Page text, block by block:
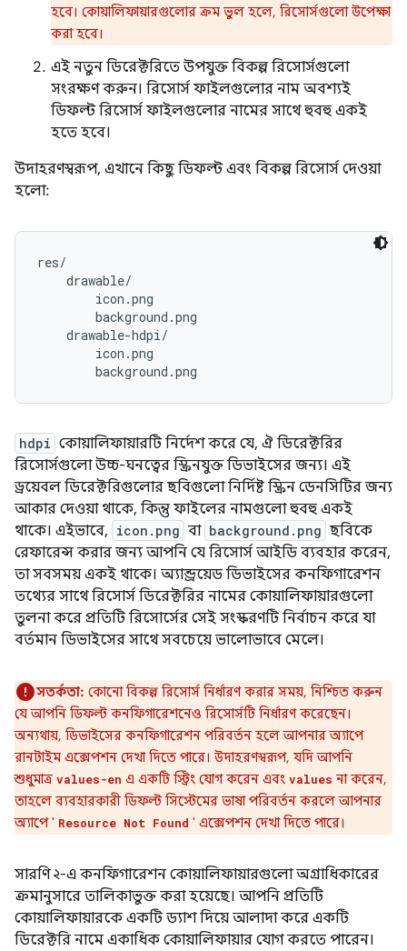
হবে। কোয়ালিফায়ারগুলোর ক্রম ভুল হলে, রিসোর্সগুলো উপেক্ষা
করা হবে।
এই নতুন ডিরেক্টরিতে উপযুক্ত বিকল্প রিসোর্সগুলো
সংরক্ষণ করুন। রিসোর্স ফাইলগুলোর নাম অবশ্যই
ডিফল্ট রিসোর্স ফাইলগুলোর নামের সাথে হুবহু একই
হতে হবে।
উদাহরণস্বরূপ, এখানে কিছু ডিফল্ট এবং বিকল্প রিসোর্স দেওয়া
হলো:
res/
    drawable/
        icon.png
        background.png
    drawable-hdpi/
        icon.png
hdpi কোয়ালিফায়ারটি নির্দেশ করে যে, ঐ ডিরেক্টরির
রিসোর্সগুলো উচ্চ-ঘনত্বের স্ক্রিনযুক্ত ডিভাইসের জন্য। এই
ড্রয়েবল ডিরেক্টরিগুলোর ছবিগুলো নির্দিষ্ট স্ক্রিন ডেনসিটির জন্য
আকার দেওয়া থাকে, কিন্তু ফাইলের নামগুলো হুবহু একই
থাকে। এইভাবে, icon.png বা background.png ছবিকে
রেফারেন্স করার জন্য আপনি যে রিসোর্স আইডি ব্যবহার করেন,
তা সবসময় একই থাকে। অ্যান্ড্রয়েড ডিভাইসের কনফিগারেশন
তথ্যের সাথে রিসোর্স ডিরেক্টরির নামের কোয়ালিফায়ারগুলো
তুলনা করে প্রতিটি রিসোর্সের সেই সংস্করণটি নির্বাচন করে যা
বর্তমান ডিভাইসের সাথে সবচেয়ে ভালোভাবে মেলে।
সতর্কতা: কোনো বিকল্প রিসোর্স নির্ধারণ করার সময়, নিশ্চিত করুন
যে আপনি ডিফল্ট কনফিগারেশনেও রিসোর্সটি নির্ধারণ করেছেন।
অন্যথায়, ডিভাইসের কনফিগারেশন পরিবর্তন হলে আপনার অ্যাপে
রানটাইম এক্সেপশন দেখা দিতে পারে। উদাহরণস্বরূপ, যদি আপনি
শুধুমাত্র values-en এ একটি স্ট্রিং যোগ করেন এবং values না করেন,
তাহলে ব্যবহারকারী ডিফল্ট সিস্টেমের ভাষা পরিবর্তন করলে আপনার
অ্যাপে ' Resource Not Found ' এক্সেপশন দেখা দিতে পারে।
সারণি ২-এ কনফিগারেশন কোয়ালিফায়ারগুলো অগ্রাধিকারের
ক্রমানুসারে তালিকাভুক্ত করা হয়েছে। আপনি প্রতিটি
কোয়ালিফায়ারকে একটি ড্যাশ দিয়ে আলাদা করে একটি
ডিরেক্টরি নামে একাধিক কোয়ালিফায়ার যোগ করতে পারেন।